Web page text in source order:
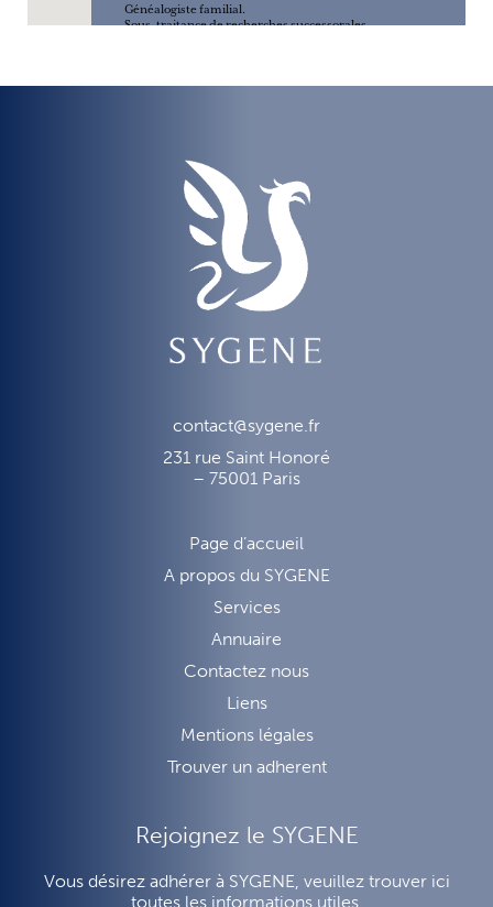
Généalogiste familial.
Sous-traitance de recherches successorales.
contact@sygene.fr
231 rue Saint Honoré
– 75001 Paris
Page d’accueil
A propos du SYGENE
Services
Annuaire
Contactez nous
Liens
Mentions légales
Trouver un adherent
Rejoignez le SYGENE
Vous désirez adhérer à SYGENE, veuillez trouver ici
toutes les informations utiles.